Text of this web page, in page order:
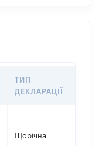
ТИП
ДЕКЛАРАЦІЇ
Щорічна